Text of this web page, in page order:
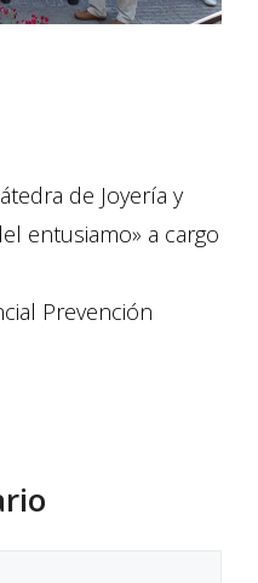
de Joyería y
entusiamo» a cargo
Prevención